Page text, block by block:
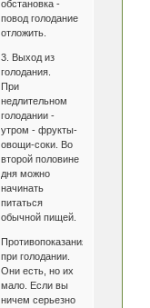
обстановка -
повод голодание
отложить.
3. Выход из
голодания.
При
недлительном
голодании -
утром - фрукты-
овощи-соки. Во
второй половине
дня можно
начинать
питаться
обычной пищей.
Противопоказания
при голодании.
Они есть, но их
мало. Если вы
ничем серьезно